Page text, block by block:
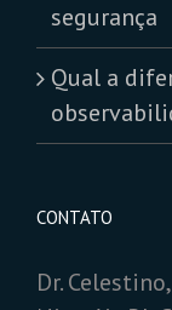
segurança
Qual a
CONTATO
Dr.